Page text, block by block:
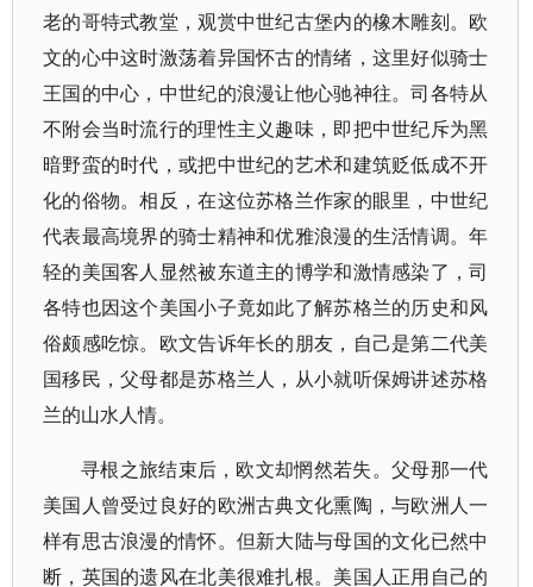
老的哥特式教堂，观赏中世纪古堡内的橡木雕刻。欧
文的心中这时激荡着异国怀古的情绪，这里好似骑士
王国的中心，中世纪的浪漫让他心驰神往。司各特从
不附会当时流行的理性主义趣味，即把中世纪斥为黑
暗野蛮的时代，或把中世纪的艺术和建筑贬低成不开
化的俗物。相反，在这位苏格兰作家的眼里，中世纪
代表最高境界的骑士精神和优雅浪漫的生活情调。年
轻的美国客人显然被东道主的博学和激情感染了，司
各特也因这个美国小子竟如此了解苏格兰的历史和风
俗颇感吃惊。欧文告诉年长的朋友，自己是第二代美
国移民，父母都是苏格兰人，从小就听保姆讲述苏格
兰的山水人情。
寻根之旅结束后，欧文却惘然若失。父母那一代
美国人曾受过良好的欧洲古典文化熏陶，与欧洲人一
样有思古浪漫的情怀。但新大陆与母国的文化已然中
断，英国的遗风在北美很难扎根。美国人正用自己的